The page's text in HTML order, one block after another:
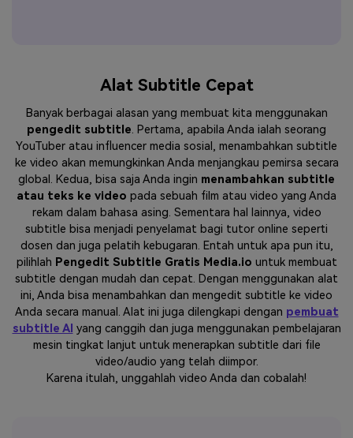
Alat Subtitle Cepat
Banyak berbagai alasan yang membuat kita menggunakan
pengedit subtitle. Pertama, apabila Anda ialah seorang
YouTuber atau influencer media sosial, menambahkan subtitle
ke video akan memungkinkan Anda menjangkau pemirsa secara
global. Kedua, bisa saja Anda ingin menambahkan subtitle
atau teks ke video pada sebuah film atau video yang Anda
rekam dalam bahasa asing. Sementara hal lainnya, video
subtitle bisa menjadi penyelamat bagi tutor online seperti
dosen dan juga pelatih kebugaran. Entah untuk apa pun itu,
pilihlah Pengedit Subtitle Gratis Media.io untuk membuat
subtitle dengan mudah dan cepat. Dengan menggunakan alat
ini, Anda bisa menambahkan dan mengedit subtitle ke video
Anda secara manual. Alat ini juga dilengkapi dengan pembuat
subtitle AI yang canggih dan juga menggunakan pembelajaran
mesin tingkat lanjut untuk menerapkan subtitle dari file
video/audio yang telah diimpor.
Karena itulah, unggahlah video Anda dan cobalah!